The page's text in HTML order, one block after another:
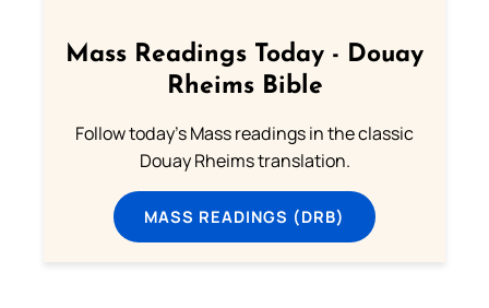
Mass Readings Today - Douay
Rheims Bible
Follow today's Mass readings in the classic
Douay Rheims translation.
MASS READINGS (DRB)